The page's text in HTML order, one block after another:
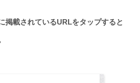
掲載されているURLをタップすると